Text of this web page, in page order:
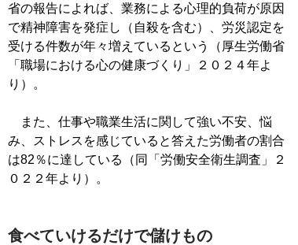
省の報告によれば、業務による心理的負荷が原因
で精神障害を発症し（自殺を含む）、労災認定を
受ける件数が年々増えているという（厚生労働省
「職場における心の健康づくり」２０２４年よ
り）。
また、仕事や職業生活に関して強い不安、悩
み、ストレスを感じていると答えた労働者の割合
は82％に達している（同「労働安全衛生調査」２
０２２年より）。
食べていけるだけで儲けもの